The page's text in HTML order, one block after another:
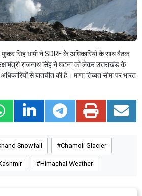
सिंह धामी ने SDRF के अधिकारियों के साथ बैठक
राजनाथ सिंह ने घटना को लेकर उत्तराखंड के
से बातचीत की है। माणा तिब्बत सीमा पर भारत
Snowfall Chamoli Glacier
Himachal Weather